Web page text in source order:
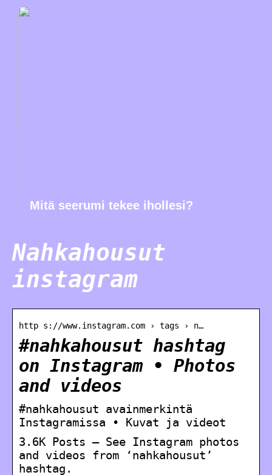
Mitä seerumi tekee ihollesi?
Nahkahousut
instagram
http s://www.instagram.com › tags › n…
#nahkahousut hashtag
on Instagram • Photos
and videos
#nahkahousut avainmerkintä
Instagramissa • Kuvat ja videot
3.6K Posts – See Instagram photos
and videos from ‘nahkahousut’
hashtag.